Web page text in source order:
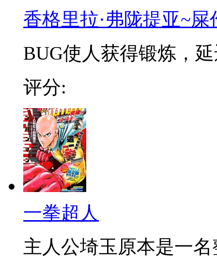
香格里拉·弗陇提亚~
BUG使人获得锻炼，
评分:
一拳超人
主人公埼玉原本是一名